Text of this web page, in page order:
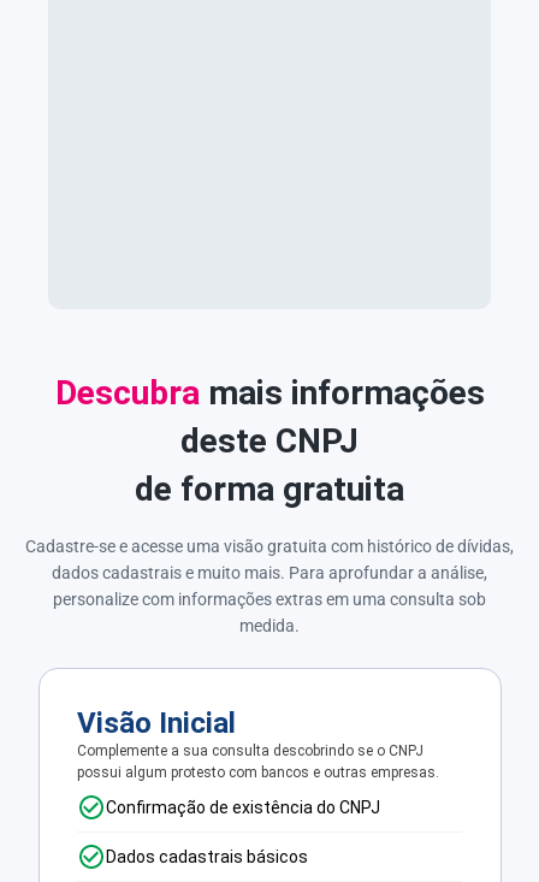
Descubra mais informações
deste CNPJ
de forma gratuita
Cadastre-se e acesse uma visão gratuita com histórico de dívidas,
dados cadastrais e muito mais. Para aprofundar a análise,
personalize com informações extras em uma consulta sob
medida.
Visão Inicial
Complemente a sua consulta descobrindo se o CNPJ
possui algum protesto com bancos e outras empresas.
Confirmação de existência do CNPJ
Dados cadastrais básicos